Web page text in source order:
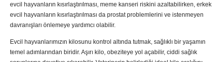
evcil hayvanların kısırlaştırılması, meme kanseri riskini azaltabilirken, erkek
evcil hayvanların kısırlaştırılması da prostat problemlerini ve istenmeyen
davranışları önlemeye yardımcı olabilir.
Evcil hayvanlarımızın kilosunu kontrol altında tutmak, sağlıklı bir yaşamın
temel adımlarından biridir. Aşırı kilo, obeziteye yol açabilir, ciddi sağlık